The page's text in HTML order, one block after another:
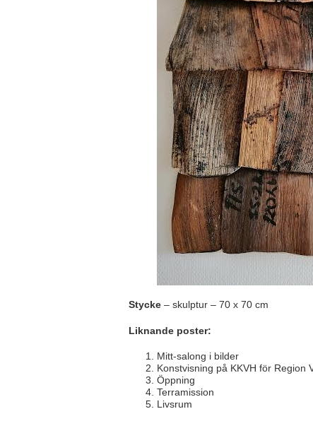
Stycke – skulptur – 70 x 70 cm
Liknande poster:
Mitt-salong i bilder
Konstvisning på KKVH för Region
Öppning
Terramission
Livsrum